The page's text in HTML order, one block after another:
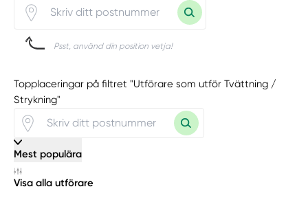
Psst, använd din position vetja!
Topplaceringar på filtret "Utförare som utför Tvättning /
Strykning"
Mest populära
Visa alla utförare